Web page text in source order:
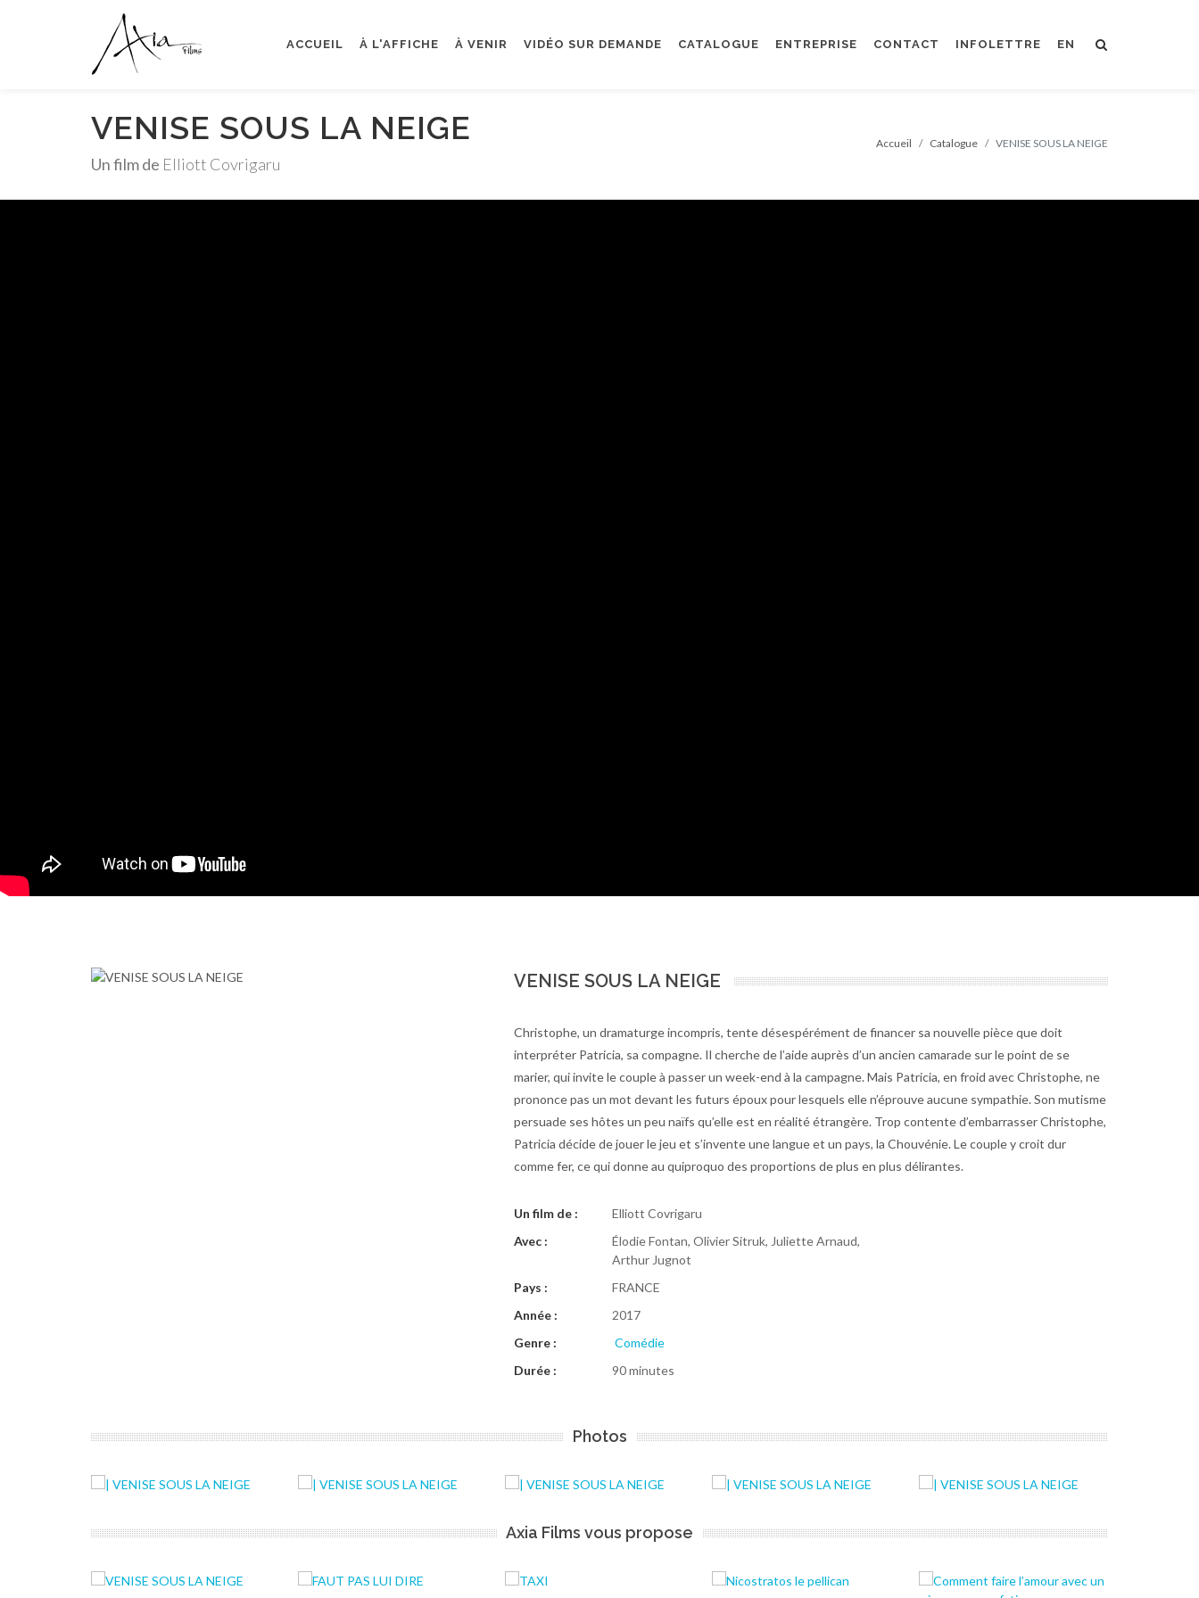
ACCUEIL À L'AFFICHE À VENIR VIDÉO SUR DEMANDE CATALOGUE ENTREPRISE CONTACT INFOLETTRE EN
VENISE SOUS LA NEIGE
Un film de Elliott Covrigaru
Accueil Catalogue VENISE SOUS LA NEIGE
VENISE SOUS LA NEIGE
Christophe, un dramaturge incompris, tente désespérément de financer sa nouvelle pièce que doit
interpréter Patricia, sa compagne. Il cherche de l’aide auprès d’un ancien camarade sur le point de se
marier, qui invite le couple à passer un week-end à la campagne. Mais Patricia, en froid avec Christophe, ne
prononce pas un mot devant les futurs époux pour lesquels elle n’éprouve aucune sympathie. Son mutisme
persuade ses hôtes un peu naïfs qu’elle est en réalité étrangère. Trop contente d’embarrasser Christophe,
Patricia décide de jouer le jeu et s’invente une langue et un pays, la Chouvénie. Le couple y croit dur
comme fer, ce qui donne au quiproquo des proportions de plus en plus délirantes.
Un film de :
Elliott Covrigaru
Avec :
Élodie Fontan, Olivier Sitruk, Juliette Arnaud,
Arthur Jugnot
Pays :
FRANCE
Année :
2017
Genre :
Comédie
Durée :
90 minutes
Photos
Axia Films vous propose